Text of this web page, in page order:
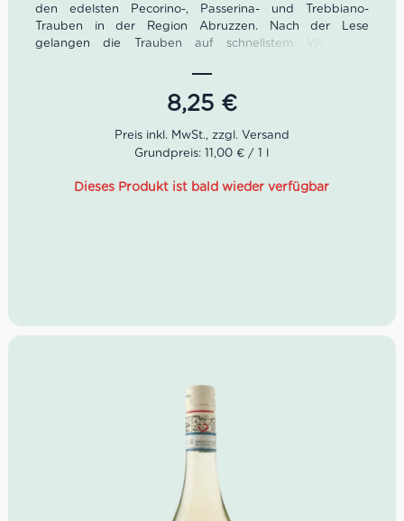
den edelsten Pecorino-, Passerina- und Trebbiano-
Trauben in der Region Abruzzen. Nach der Lese
gelangen die Trauben auf schnellstem Wege ins
werden. Es folgt die Gärung im Edelstahltank bei
kontrollierten Temperaturen. Der Incastro Bianco Bio
passt problemlos zu einer Vielzahl von Gerichten wie
Fisch- und Gemüsegerichten und ist als Aperitif
Farbe: Leuchtend strohgelb.
Geruch: Fruchtiges Bouquet mit Zitrusnoten von
Idealer Versandkarton: 21 Flaschen
8,25 €
Grundpreis: 11,00 € / 1 l
Dieses Produkt ist bald wieder verfügbar